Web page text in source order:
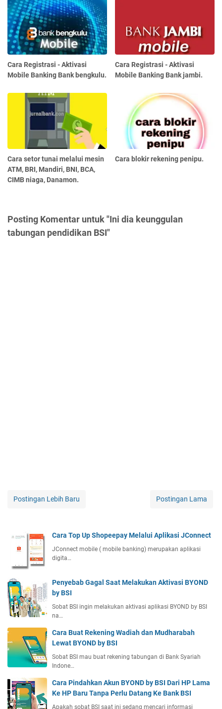
Cara Registrasi - Aktivasi
Mobile Banking Bank bengkulu.
Cara Registrasi - Aktivasi
Mobile Banking Bank jambi.
Cara setor tunai melalui mesin
ATM, BRI, Mandiri, BNI, BCA,
CIMB niaga, Danamon.
Cara blokir rekening penipu.
Posting Komentar untuk "Ini dia keunggulan
tabungan pendidikan BSI"
Postingan Lebih Baru Postingan Lama
Cara Top Up Shopeepay Melalui Aplikasi JConnect
JConnect mobile ( mobile banking) merupakan aplikasi
digita…
Penyebab Gagal Saat Melakukan Aktivasi BYOND
by BSI
Sobat BSI ingin melakukan aktivasi aplikasi BYOND by BSI
na…
Cara Buat Rekening Wadiah dan Mudharabah
Lewat BYOND by BSI
Sobat BSI mau buat rekening tabungan di Bank Syariah
Indone…
Cara Pindahkan Akun BYOND by BSI Dari HP Lama
Ke HP Baru Tanpa Perlu Datang Ke Bank BSI
Apakah sobat BSI saat ini sedang mencari informasi